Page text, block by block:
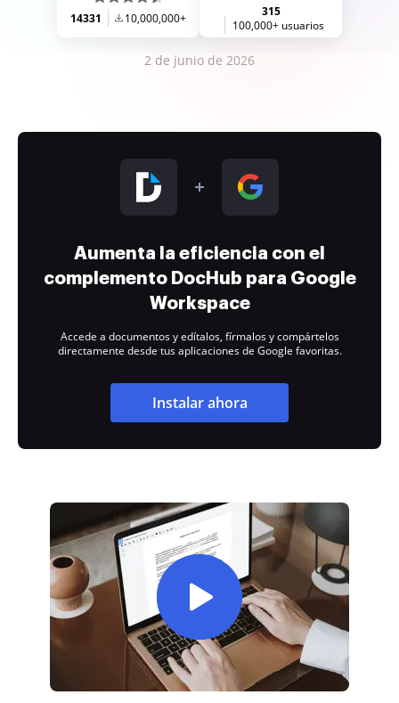
14331 10,000,000+
315
100,000+ usuarios
2 de junio de 2026
Aumenta la eficiencia con el
complemento DocHub para Google
Workspace
Accede a documentos y edítalos, fírmalos y compártelos
directamente desde tus aplicaciones de Google favoritas.
Instalar ahora